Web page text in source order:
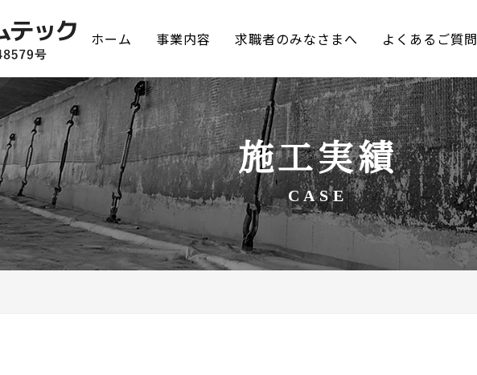
ホーム 事業内容 求職者のみなさまへ よくあるご質問
施工実績
CASE